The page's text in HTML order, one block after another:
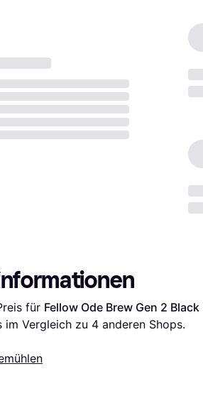
für Fellow Ode Brew Gen 2 Black
im Vergleich zu 4 anderen Shops.